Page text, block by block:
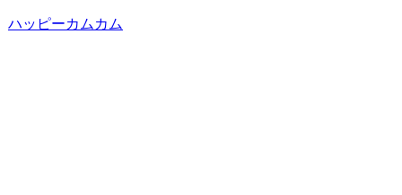
ハッピーカムカム